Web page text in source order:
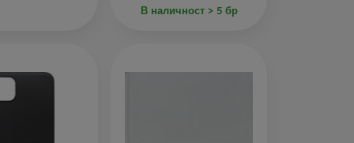
В наличност > 5 бр